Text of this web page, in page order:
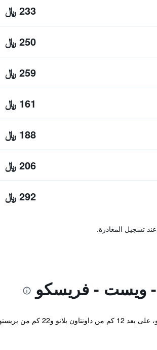
233 ﷼
250 ﷼
259 ﷼
161 ﷼
188 ﷼
206 ﷼
292 ﷼
تسجيل المغادرة.